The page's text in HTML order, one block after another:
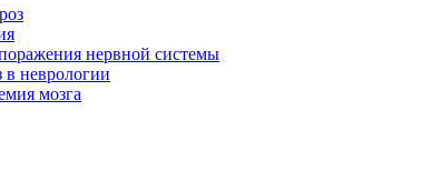
нервной системы
неврологии
мозга